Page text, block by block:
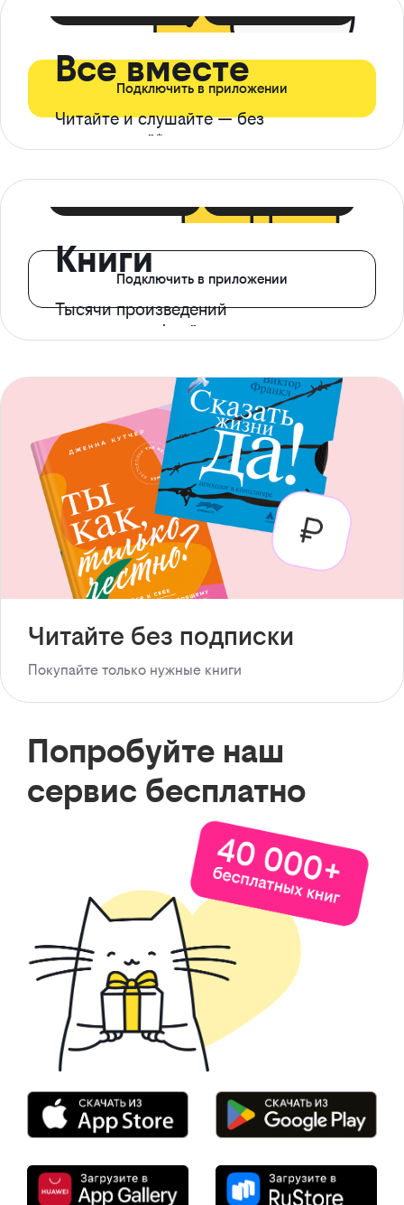
Все вместе
Читайте и слушайте — без
ограничений*
Подключить в приложении
Книги
Тысячи произведений
с доступом офлайн
Подключить в приложении
Читайте без подписки
Покупайте только нужные книги
Попробуйте наш
сервис бесплатно